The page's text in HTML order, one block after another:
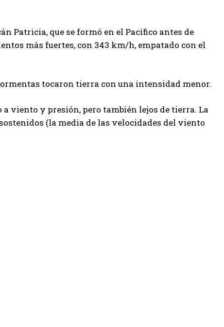
Patricia, que se formó en el Pacífico antes de
más fuertes, con 343 km/h, empatado con el
tocaron tierra con una intensidad menor.
viento y presión, pero también lejos de tierra. La
(la media de las velocidades del viento